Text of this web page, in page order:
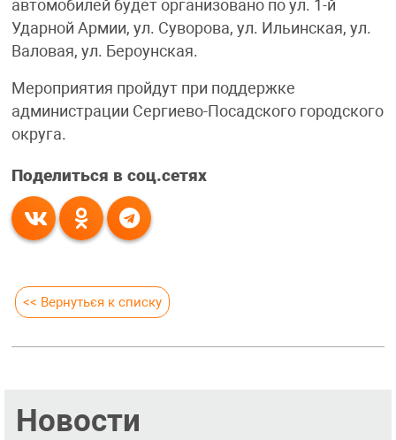
автомобилей будет организовано по ул. 1-й
Ударной Армии, ул. Суворова, ул. Ильинская, ул.
Валовая, ул. Бероунская.
Мероприятия пройдут при поддержке
администрации Сергиево-Посадского городского
округа.
Поделиться в соц.сетях
<< Вернуться к списку
Новости